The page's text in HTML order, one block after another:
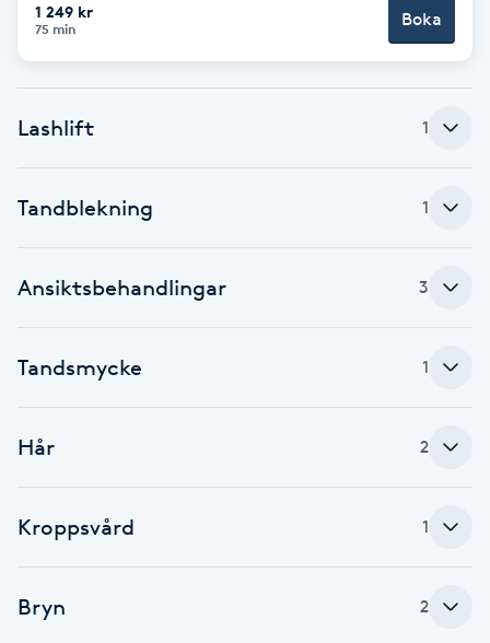
Brynplockning
Celluliter
Color correction
Cryoterapi
Dermapen
Diamantslipning
1 249 kr
75 min Boka
Lashlift 1
Tandblekning 1
Ansiktsbehandlingar 3
Tandsmycke 1
Hår 2
Kroppsvård 1
Bryn 2